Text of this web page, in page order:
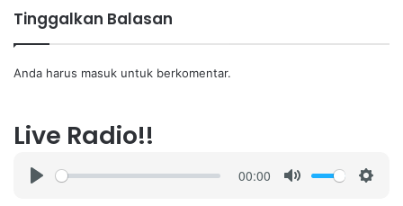
Tinggalkan Balasan
Anda harus masuk untuk berkomentar.
Live Radio!!
00:00